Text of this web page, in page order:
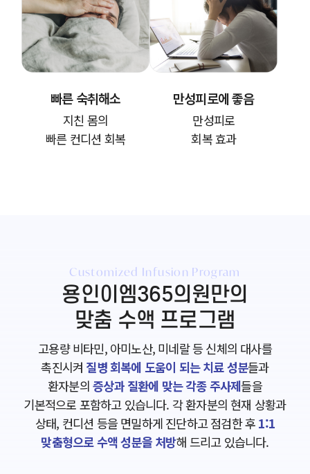
빠른 숙취해소
지친 몸의
빠른 컨디션 회복
만성피로에 좋음
만성피로
회복 효과
Customized Infusion Program
용인이엠365의원만의
맞춤 수액 프로그램
고용량 비타민, 아미노산, 미네랄 등 신체의 대사를
촉진시켜 질병 회복에 도움이 되는 치료 성분들과
환자분의증상과 질환에 맞는 각종 주사제들을
기본적으로 포함하고 있습니다. 각 환자분의 현재 상황과
상태, 컨디션 등을 면밀하게 진단하고 점검한 후 1:1
맞춤형으로 수액 성분을 처방해 드리고 있습니다.